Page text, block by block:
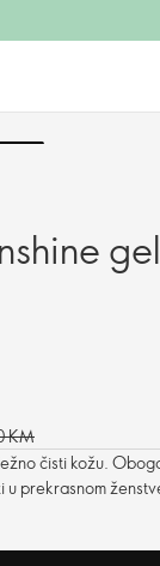
KM
čisti kožu.
u prekrasnom